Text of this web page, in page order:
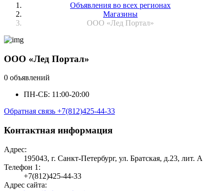
Объявления во всех регионах
Магазины
ООО «Лед Портал»
ООО «Лед Портал»
0 объявлений
ПН-СБ: 11:00-20:00
Обратная связь +7(812)425-44-33
Контактная информация
Адрес:
195043, г. Санкт-Петербург, ул. Братская, д.23, лит. А
Телефон 1:
+7(812)425-44-33
Адрес сайта: